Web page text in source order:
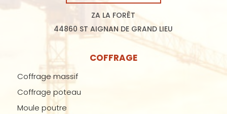
ZA LA FORÊT
44860 ST AIGNAN DE GRAND LIEU
COFFRAGE
Coffrage massif
Coffrage poteau
Moule poutre